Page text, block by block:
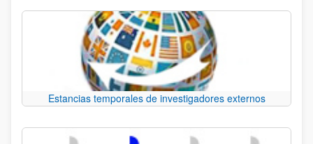
Estancias temporales de investigadores externos